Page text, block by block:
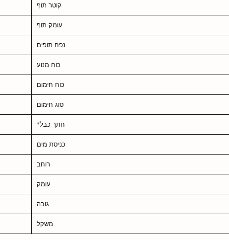
קוטר תוף
עומק תוף
נפח תופים
כוח מנוע
כוח חימום
סוג חימום
חתך כבל*
כניסת מים
רוחב
עומק
גובה
משקל